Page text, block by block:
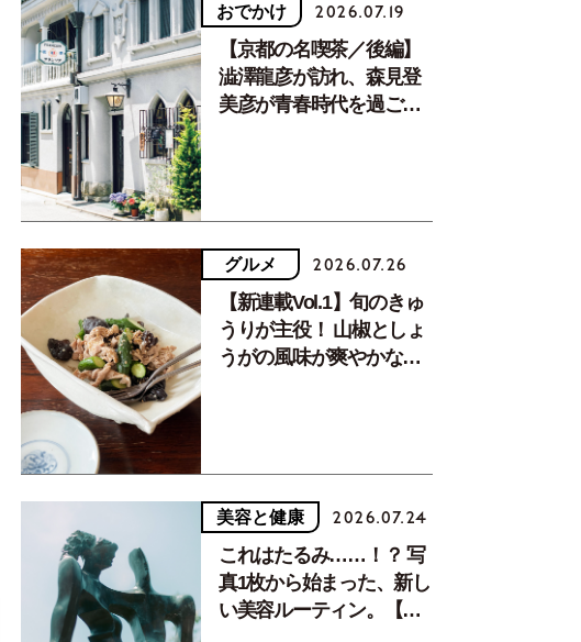
おでかけ 2026.07.19
【京都の名喫茶／後編】
澁澤龍彦が訪れ、森見登
美彦が青春時代を過ごし
グルメ 2026.07.26
【新連載Vol.1】旬のきゅ
うりが主役！ 山椒としょ
うがの風味が爽やかな、
美容と健康 2026.07.24
これはたるみ……！？ 写
真1枚から始まった、新し
い美容ルーティン。【中